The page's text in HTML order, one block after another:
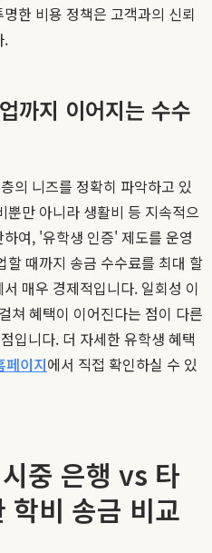
한 비용 정책은 고객과의 신뢰
.
까지 이어지는 수수
의 니즈를 정확히 파악하고 있
뿐만 아니라 생활비 등 지속적으
여, '유학생 인증' 제도를 운영
할 때까지 송금 수수료를 최대 할
매우 경제적입니다. 일회성 이
쳐 혜택이 이어진다는 점이 다른
입니다. 더 자세한 유학생 혜택
이지에서 직접 확인하실 수 있
중 은행 vs 타
학비 송금 비교